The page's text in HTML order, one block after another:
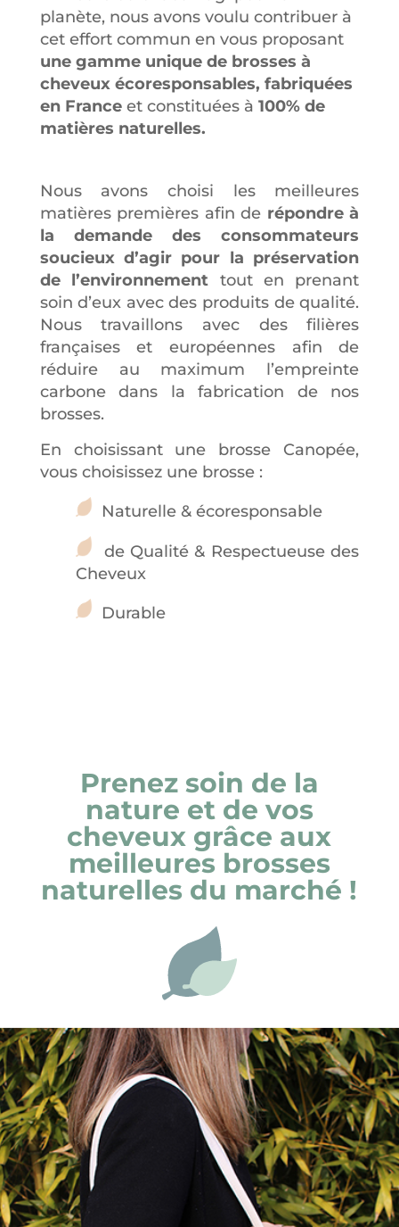
planète, nous avons voulu contribuer à
cet effort commun en vous proposant
une gamme unique de brosses à
cheveux écoresponsables, fabriquées
en Franceet constituées à 100% de
matières naturelles.
Nous avons choisi les meilleures
matières premières afin de répondre à
la demande des consommateurs
soucieux d’agir pour la préservation
de l’environnement tout en prenant
soin d’eux avec des produits de qualité.
Nous travaillons avec des filières
françaises et européennes afin de
réduire au maximum l’empreinte
carbone dans la fabrication de nos
brosses.
En choisissant une brosse Canopée,
vous choisissez une brosse :
Naturelle & écoresponsable
de Qualité & Respectueuse des
Cheveux
Durable
Prenez soin de la
nature et de vos
cheveux grâce aux
meilleures brosses
naturelles du marché !